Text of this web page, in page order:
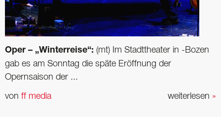
Oper – „Winterreise“: (mt) Im Stadttheater in -Bozen
gab es am Sonntag die späte Eröffnung der
Opernsaison der ...
weiterlesen »
von ff media